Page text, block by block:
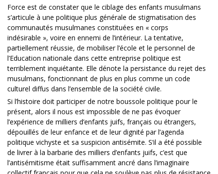
Force est de constater que le ciblage des enfants musulmans
s’articule à une politique plus générale de stigmatisation des
communautés musulmanes constituées en « corps
indésirable », voire en ennemi de l’intérieur. La tentative,
partiellement réussie, de mobiliser l’école et le personnel de
l’Education nationale dans cette entreprise politique est
terriblement inquiétante. Elle dénote la persistance du rejet des
musulmans, fonctionnant de plus en plus comme un code
culturel diffus dans l’ensemble de la société civile.
Si l’histoire doit participer de notre boussole politique pour le
présent, alors il nous est impossible de ne pas évoquer
l’expérience de milliers d’enfants juifs, français ou étrangers,
dépouillés de leur enfance et de leur dignité par l’agenda
politique vichyste et sa suspicion antisémite. S’il a été possible
de livrer à la barbarie des milliers d’enfants juifs, c’est que
l’antisémitisme était suffisamment ancré dans l’imaginaire